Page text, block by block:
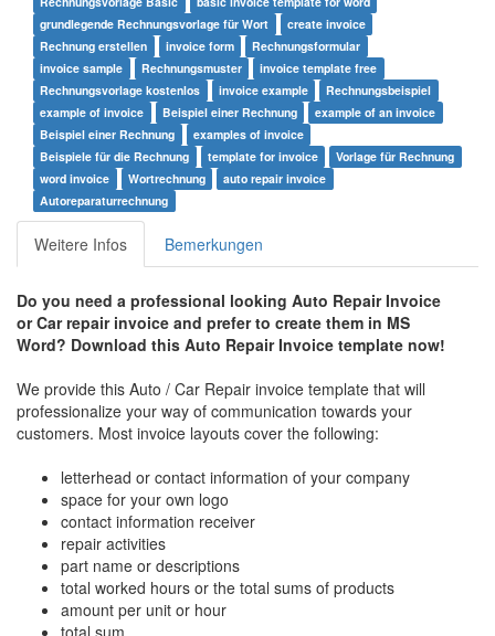
grundlegende Rechnungsvorlage für Wort
create invoice
Rechnung erstellen
invoice form
Rechnungsformular
invoice sample
Rechnungsmuster
invoice template free
Rechnungsvorlage kostenlos
invoice example
Rechnungsbeispiel
example of invoice
Beispiel einer Rechnung
example of an invoice
Beispiel einer Rechnung
examples of invoice
Beispiele für die Rechnung
template for invoice
Vorlage für Rechnung
word invoice
Wortrechnung
auto repair invoice
Autoreparaturrechnung
Weitere Infos Bemerkungen
Do you need a professional looking Auto RepairInvoice
or Car repair invoice and prefer to create them in MS
Word? Download this Auto Repair Invoice template now!
We provide this Auto / Car Repair invoice template that will
professionalize your way of communication towards your
customers. Most invoice layouts cover the following:
letterhead or contact information of your company
space for your own logo
contact information receiver
repair activities
part name or descriptions
total worked hours or the total sums of products
amount per unit or hour
total sum